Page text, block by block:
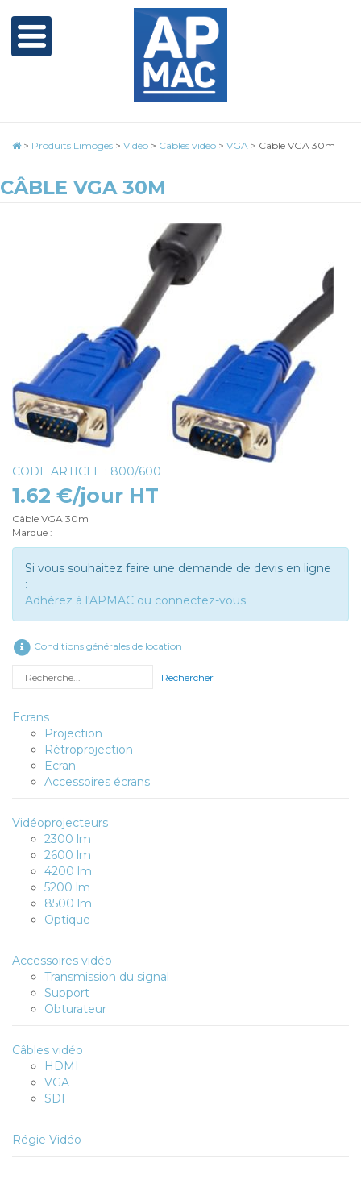
> Produits Limoges > Vidéo > Câbles vidéo > VGA > Câble VGA 30m
CÂBLE VGA 30M
CODE ARTICLE : 800/600
1.62 €/jour HT
Câble VGA 30m
Marque :
Si vous souhaitez faire une demande de devis en ligne
:
Adhérez à l'APMAC ou connectez-vous
Conditions générales de location
Rechercher
Ecrans
Projection
Rétroprojection
Ecran
Accessoires écrans
Vidéoprojecteurs
2300 lm
2600 lm
4200 lm
5200 lm
8500 lm
Optique
Accessoires vidéo
Transmission du signal
Support
Obturateur
Câbles vidéo
HDMI
VGA
SDI
Régie Vidéo